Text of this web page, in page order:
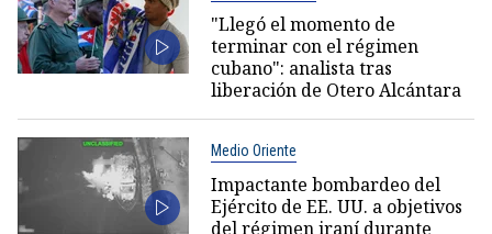
"Llegó el momento de
terminar con el régimen
cubano": analista tras
liberación de Otero Alcántara
Medio Oriente
Impactante bombardeo del
Ejército de EE. UU. a objetivos
del régimen iraní durante